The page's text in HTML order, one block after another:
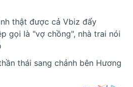
thật được cả Vbiz đẩy
gọi là "vợ chồng", nhà trai nói
thái sang chảnh bên Hương